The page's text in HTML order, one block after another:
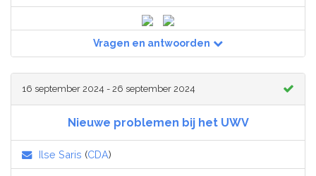
Vragen en antwoorden
16 september 2024 - 26 september 2024
Nieuwe problemen bij het UWV
Ilse Saris (CDA)